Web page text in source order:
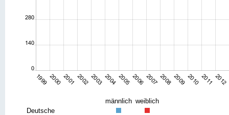
männlich weiblich
Deutsche